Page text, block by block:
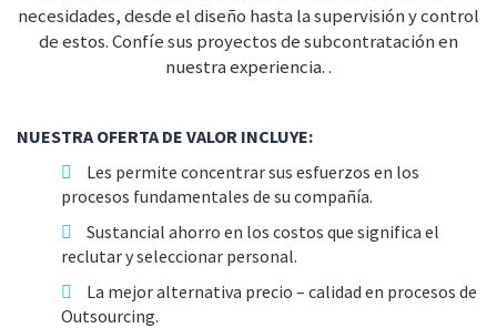
necesidades, desde el diseño hasta la supervisión y control
de estos. Confíe sus proyectos de subcontratación en
nuestra experiencia. .
NUESTRA OFERTA DE VALOR INCLUYE:
Les permite concentrar sus esfuerzos en los
procesos fundamentales de su compañía.
Sustancial ahorro en los costos que significa el
reclutar y seleccionar personal.
La mejor alternativa precio – calidad en procesos de
Outsourcing.